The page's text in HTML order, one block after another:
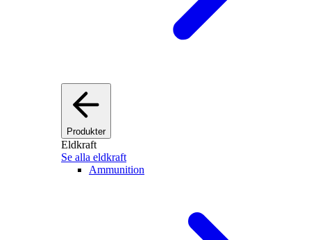
Produkter
Eldkraft
Se alla eldkraft
Ammunition